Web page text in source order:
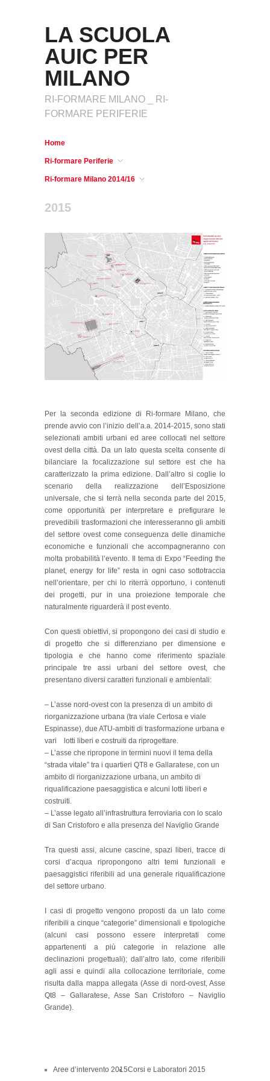
LA SCUOLA
AUIC PER
MILANO
RI-FORMARE MILANO _ RI-
FORMARE PERIFERIE
Home
Ri-formare Periferie
Ri-formare Milano 2014/16
2015
Per la seconda edizione di Ri-formare Milano, che
prende avvio con l’inizio dell’a.a. 2014-2015, sono stati
selezionati ambiti urbani ed aree collocati nel settore
ovest della città. Da un lato questa scelta consente di
bilanciare la focalizzazione sul settore est che ha
caratterizzato la prima edizione. Dall’altro si coglie lo
scenario della realizzazione dell’Esposizione
universale, che si terrà nella seconda parte del 2015,
come opportunità per interpretare e prefigurare le
prevedibili trasformazioni che interesseranno gli ambiti
del settore ovest come conseguenza delle dinamiche
economiche e funzionali che accompagneranno con
molta probabilità l’evento. Il tema di Expo “Feeding the
planet, energy for life” resta in ogni caso sottotraccia
nell’orientare, per chi lo riterrà opportuno, i contenuti
dei progetti, pur in una proiezione temporale che
naturalmente riguarderà il post evento.
Con questi obiettivi, si propongono dei casi di studio e
di progetto che si differenziano per dimensione e
tipologia e che hanno come riferimento spaziale
principale tre assi urbani del settore ovest, che
presentano diversi caratteri funzionali e ambientali:
– L’asse nord-ovest con la presenza di un ambito di
riorganizzazione urbana (tra viale Certosa e viale
Espinasse), due ATU-ambiti di trasformazione urbana e
vari lotti liberi e costruiti da riprogettare.
– L’asse che ripropone in termini nuovi il tema della
“strada vitale” tra i quartieri QT8 e Gallaratese, con un
ambito di riorganizzazione urbana, un ambito di
riqualificazione paesaggistica e alcuni lotti liberi e
costruiti.
– L’asse legato all’infrastruttura ferroviaria con lo scalo
di San Cristoforo e alla presenza del Naviglio Grande
Tra questi assi, alcune cascine, spazi liberi, tracce di
corsi d’acqua ripropongono altri temi funzionali e
paesaggistici riferibili ad una generale riqualificazione
del settore urbano.
I casi di progetto vengono proposti da un lato come
riferibili a cinque “categorie” dimensionali e tipologiche
(alcuni casi possono essere interpretati come
appartenenti a più categorie in relazione alle
declinazioni progettuali); dall’altro lato, come riferibili
agli assi e quindi alla collocazione territoriale, come
risulta dalla mappa allegata (Asse di nord-ovest, Asse
Qt8 – Gallaratese, Asse San Cristoforo – Naviglio
Grande).
Aree d’intervento 2015Corsi e Laboratori 2015